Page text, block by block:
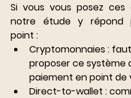
Si vous vous posez ces
notre étude y répond
point :
Cryptomonnaies :
proposer ce système
paiement en point de
Direct-to-wallet :